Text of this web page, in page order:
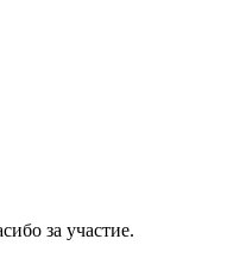
за участие.